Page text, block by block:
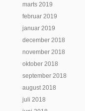
marts 2019
februar 2019
januar 2019
december 2018
november 2018
oktober 2018
september 2018
august 2018
juli 2018